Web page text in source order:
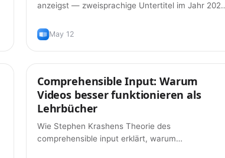
anzeigst — zweisprachige Untertitel im Jahr 2026
funktionieren, plus die richtige Art, sie zu nutzen,
damit du die Sprache tatsächlich lernst.
May 12
Lernmethoden
Comprehensible Input: Warum
Videos besser funktionieren als
Lehrbücher
Wie Stephen Krashens Theorie des
comprehensible input erklärt, warum